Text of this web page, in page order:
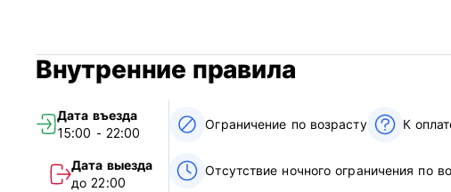
Breakfast not available
General:
No curfew
Over 18 years old
Внутренние правила
Дата въезда
15:00 - 22:00
Дата выезда
до 22:00
Ограничение по возрасту К
Отсутствие ночного ограничения по